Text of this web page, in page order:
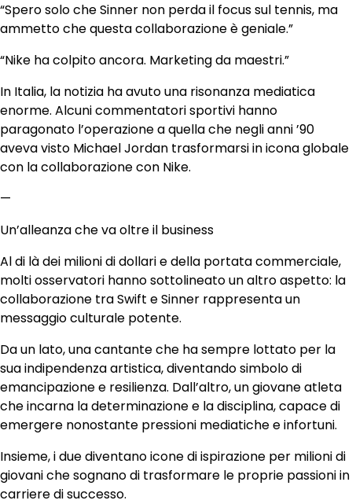
“Spero solo che Sinner non perda il focus sul tennis, ma
ammetto che questa collaborazione è geniale.”
“Nike ha colpito ancora. Marketing da maestri.”
In Italia, la notizia ha avuto una risonanza mediatica
enorme. Alcuni commentatori sportivi hanno
paragonato l’operazione a quella che negli anni ’90
aveva visto Michael Jordan trasformarsi in icona globale
con la collaborazione con Nike.
—
Un’alleanza che va oltre il business
Al di là dei milioni di dollari e della portata commerciale,
molti osservatori hanno sottolineato un altro aspetto: la
collaborazione tra Swift e Sinner rappresenta un
messaggio culturale potente.
Da un lato, una cantante che ha sempre lottato per la
sua indipendenza artistica, diventando simbolo di
emancipazione e resilienza. Dall’altro, un giovane atleta
che incarna la determinazione e la disciplina, capace di
emergere nonostante pressioni mediatiche e infortuni.
Insieme, i due diventano icone di ispirazione per milioni di
giovani che sognano di trasformare le proprie passioni in
carriere di successo.